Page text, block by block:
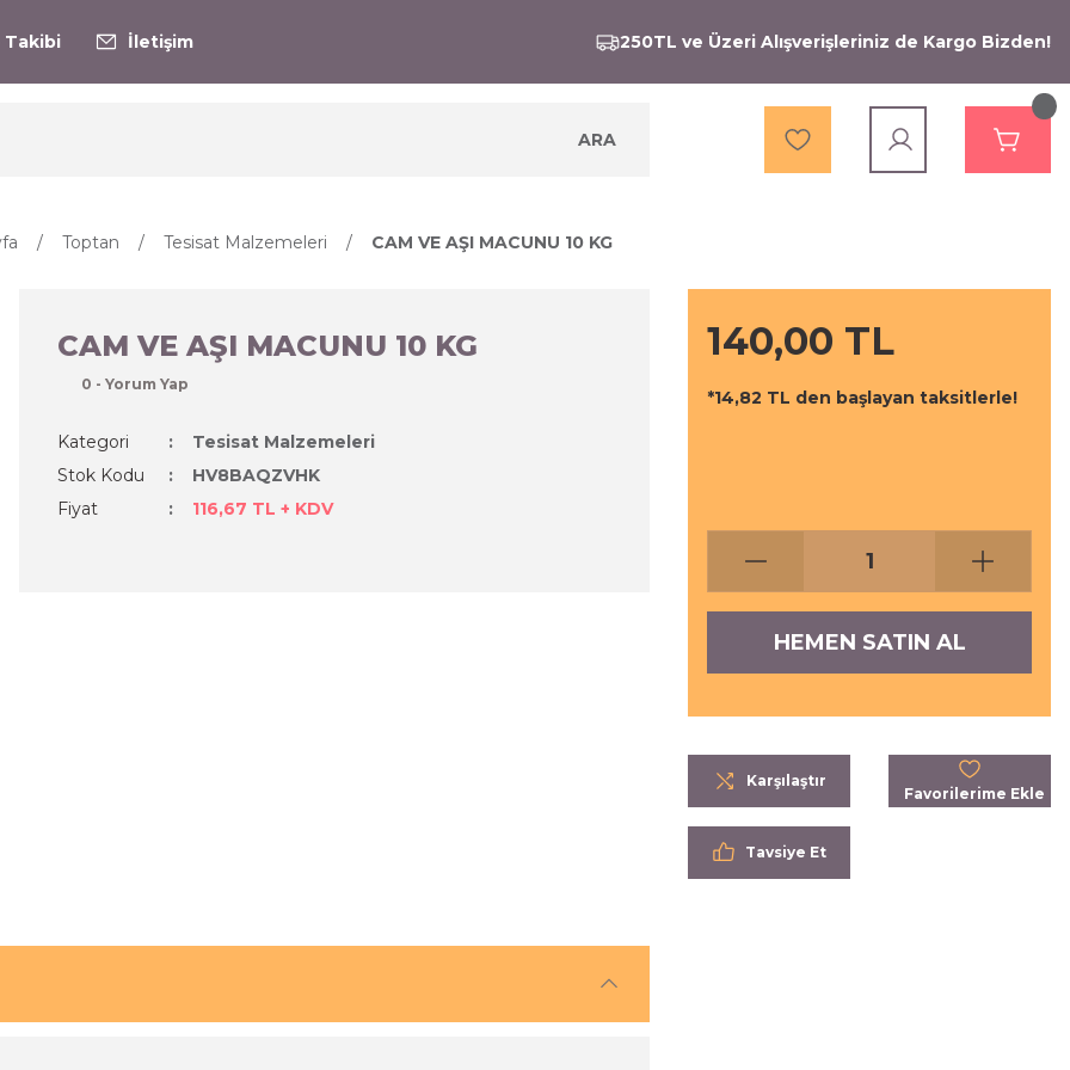
Takibi İletişim 250TL ve Üzeri Alışverişleriniz de Kargo Bizden!
ARA
Toptan Tesisat Malzemeleri CAM VE AŞI MACUNU 10 KG
CAM VE AŞI MACUNU 10 KG
0 - Yorum Yap
Kategori
Tesisat Malzemeleri
Stok Kodu
HV8BAQZVHK
Fiyat
116,67 TL + KDV
140,00 TL
*14,82 TL den başlayan taksitlerle!
HEMEN SATIN AL
Karşılaştır
Tavsiye Et